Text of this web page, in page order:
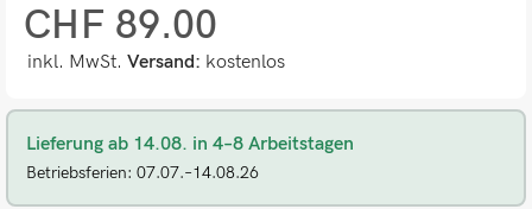
CHF 89.00
inkl. MwSt. Versand: kostenlos
Lieferung ab 14.08. in 4–8 Arbeitstagen
Betriebsferien: 07.07.–14.08.26